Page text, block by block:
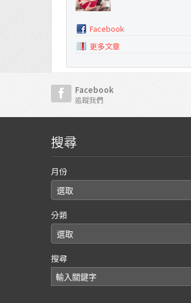
Facebook
更多文章
Facebook
追蹤我們
搜尋
月份
分類
搜尋